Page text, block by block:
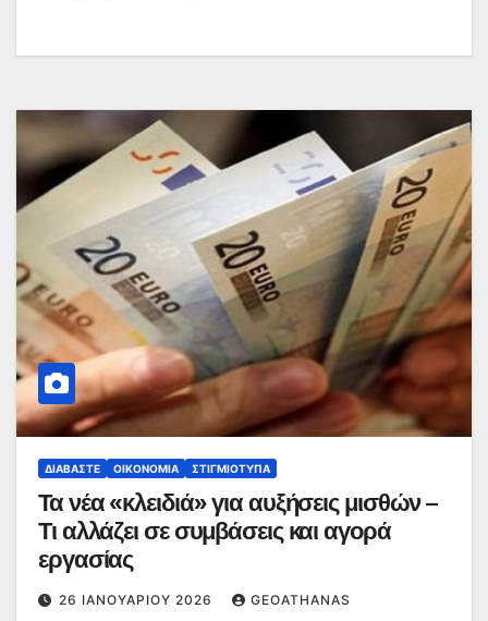
ΔΙΑΒΆΣΤΕ ΟΙΚΟΝΟΜΊΑ ΣΤΙΓΜΙΌΤΥΠΑ
Τα νέα «κλειδιά» για αυξήσεις μισθών –
Τι αλλάζει σε συμβάσεις και αγορά
εργασίας
26 ΙΑΝΟΥΑΡΊΟΥ 2026 GEOATHANAS